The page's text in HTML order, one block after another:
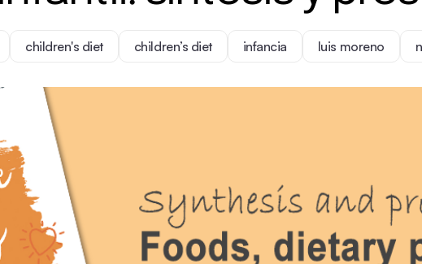
children's diet children’s diet infancia luis moreno